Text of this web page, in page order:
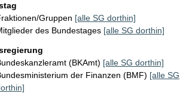
Gruppen [alle SG dorthin]
des Bundestages [alle SG dorthin]
(BKAmt) [alle SG dorthin]
der Finanzen (BMF) [alle SG